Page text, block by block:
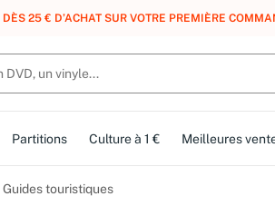
RÉCOMPENSES :REJOIGNEZ GRATUITEMENT LE
Partitions Culture à 1 € Meilleures
Guides touristiques